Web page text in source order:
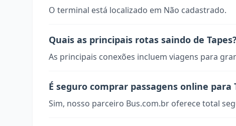
O terminal está localizado em Não cadastrado.
Quais as principais rotas saindo de Tapes?
As principais conexões incluem viagens para
É seguro comprar passagens online para
Sim, nosso parceiro Bus.com.br oferece total